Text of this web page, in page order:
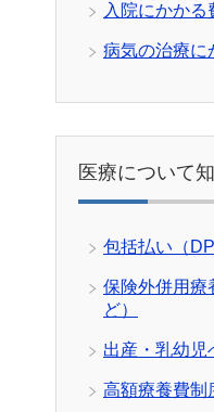
入院にかかる
病気の治療に
医療について
包括払い（
保険外併用療
ど）
出産・乳幼児
高額療養費制